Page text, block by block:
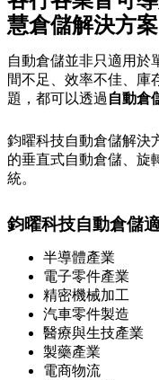
慧倉儲解決方案
自動倉儲並非只適用於
間不足、效率不佳、庫
題，都可以透過 自動倉
鈞曜科技自動倉儲解決
的垂直式自動倉儲、旋
統。
鈞曜科技自動倉儲
半導體產業
電子零件產業
精密機械加工
汽車零件製造
醫療與生技產業
製藥產業
電商物流